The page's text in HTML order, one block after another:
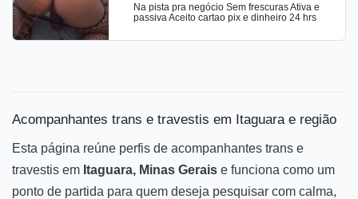
Na pista pra negócio Sem frescuras Ativa e
passiva Aceito cartao pix e dinheiro 24 hrs
Acompanhantes trans e travestis em Itaguara e região
Esta página reúne perfis de acompanhantes trans e
travestis em Itaguara, Minas Gerais e funciona como um
ponto de partida para quem deseja pesquisar com calma,